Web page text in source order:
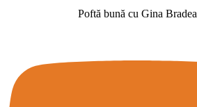
Poftă bună cu Gina Bradea